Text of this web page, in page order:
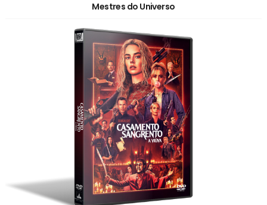
Mestres do Universo